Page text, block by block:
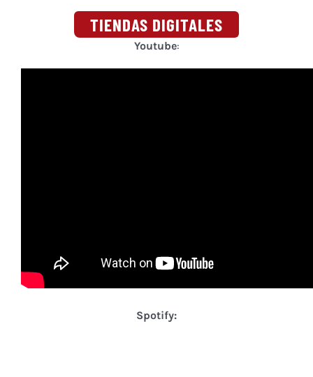
TIENDAS DIGITALES
Youtube:
Spotify: